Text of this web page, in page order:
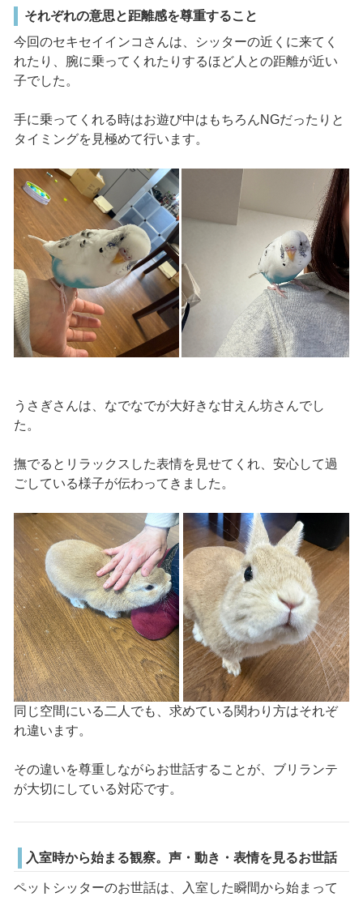
それぞれの意思と距離感を尊重すること
今回のセキセイインコさんは、シッターの近くに来てく
れたり、腕に乗ってくれたりするほど人との距離が近い
子でした。
手に乗ってくれる時はお遊び中はもちろんNGだったりと
タイミングを見極めて行います。
うさぎさんは、なでなでが大好きな甘えん坊さんでし
た。
撫でるとリラックスした表情を見せてくれ、安心して過
ごしている様子が伝わってきました。
同じ空間にいる二人でも、求めている関わり方はそれぞ
れ違います。
その違いを尊重しながらお世話することが、ブリランテ
が大切にしている対応です。
入室時から始まる観察。声・動き・表情を見るお世話
ペットシッターのお世話は、入室した瞬間から始まって